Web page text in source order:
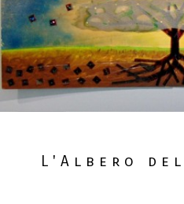
L'Albero